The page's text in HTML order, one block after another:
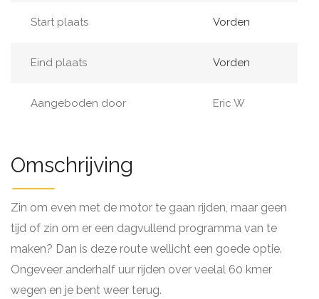
Start plaats Vorden
Eind plaats Vorden
Aangeboden door Eric W
Omschrijving
Zin om even met de motor te gaan rijden, maar geen
tijd of zin om er een dagvullend programma van te
maken? Dan is deze route wellicht een goede optie.
Ongeveer anderhalf uur rijden over veelal 60 kmer
wegen en je bent weer terug.